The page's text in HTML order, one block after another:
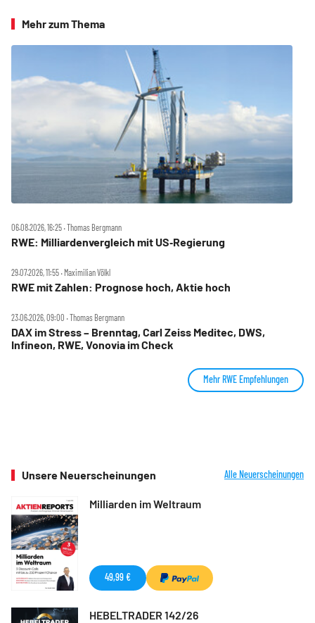
Mehr zum Thema
06.08.2026, 16:25 ‧ Thomas Bergmann
RWE: Milliardenvergleich mit US‑Regierung
29.07.2026, 11:55 ‧ Maximilian Völkl
RWE mit Zahlen: Prognose hoch, Aktie hoch
23.06.2026, 09:00 ‧ Thomas Bergmann
DAX im Stress – Brenntag, Carl Zeiss Meditec, DWS,
Infineon, RWE, Vonovia im Check
Mehr RWE Empfehlungen
Unsere Neuerscheinungen Alle Neuerscheinungen
Milliarden im Weltraum
49,99 €
HEBELTRADER 142/26